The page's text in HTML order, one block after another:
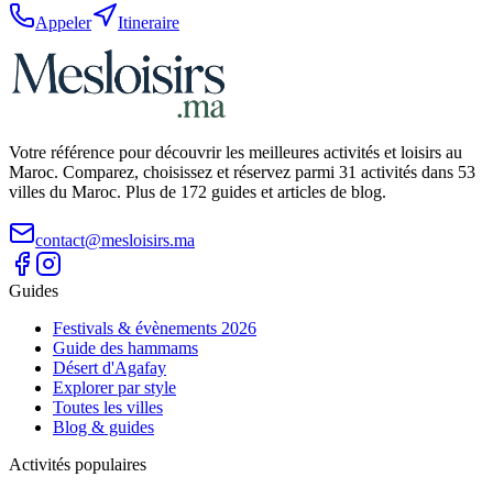
Appeler Itineraire
Votre référence pour découvrir les meilleures activités et loisirs au
Maroc. Comparez, choisissez et réservez parmi 31 activités dans 53
villes du Maroc. Plus de 172 guides et articles de blog.
contact@mesloisirs.ma
Guides
Festivals & évènements 2026
Guide des hammams
Désert d'Agafay
Explorer par style
Toutes les villes
Blog & guides
Activités populaires